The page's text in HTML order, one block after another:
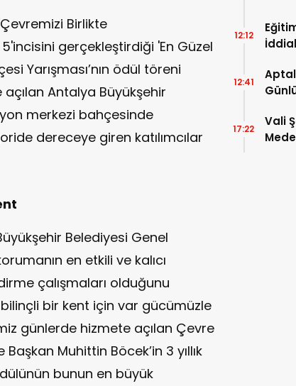
Birlikte
gerçekleştirdiği 'En Güzel
Yarışması’nın ödül töreni
açılan Antalya Büyükşehir
merkezi bahçesinde
dereceye giren katılımcılar
Belediyesi Genel
en etkili ve kalıcı
çalışmaları olduğunu
bir kent için var gücümüzle
günlerde hizmete açılan Çevre
Muhittin Böcek’in 3 yıllık
bunun en büyük
12:12
12:41
Vali
17:22